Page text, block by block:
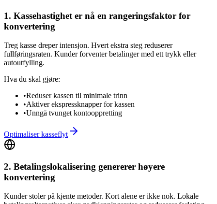
1. Kassehastighet er nå en rangeringsfaktor for
konvertering
Treg kasse dreper intensjon. Hvert ekstra steg reduserer
fullføringsraten. Kunder forventer betalinger med ett trykk eller
autoutfylling.
Hva du skal gjøre:
•Reduser kassen til minimale trinn
•Aktiver ekspressknapper for kassen
•Unngå tvunget kontooppretting
Optimaliser kasseflyt
2. Betalingslokalisering genererer høyere
konvertering
Kunder stoler på kjente metoder. Kort alene er ikke nok. Lokale